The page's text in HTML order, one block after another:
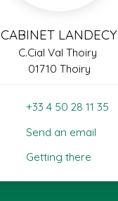
CABINET LANDECY
C.Cial Val Thoiry
01710 Thoiry
+33 4 50 28 11 35
Send an email
Getting there